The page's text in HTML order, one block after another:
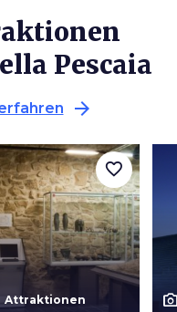
Pescaia
arrow_forward
Attraktionen
favorite_border